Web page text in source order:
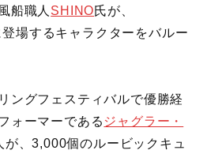
船職人 SHINO氏が、
場するキャラクターをバルー
ングフェスティバルで優勝経
ォーマーである ジャグラー・
が、3,000個のルービックキュ